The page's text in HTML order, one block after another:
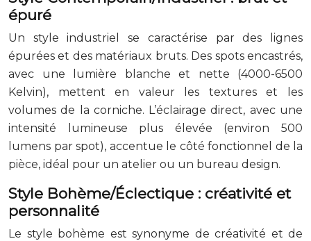
épuré
Un style industriel se caractérise par des lignes
épurées et des matériaux bruts. Des spots encastrés,
avec une lumière blanche et nette (4000-6500
Kelvin), mettent en valeur les textures et les
volumes de la corniche. L’éclairage direct, avec une
intensité lumineuse plus élevée (environ 500
lumens par spot), accentue le côté fonctionnel de la
pièce, idéal pour un atelier ou un bureau design.
Style Bohème/Éclectique : créativité et
personnalité
Le style bohème est synonyme de créativité et de